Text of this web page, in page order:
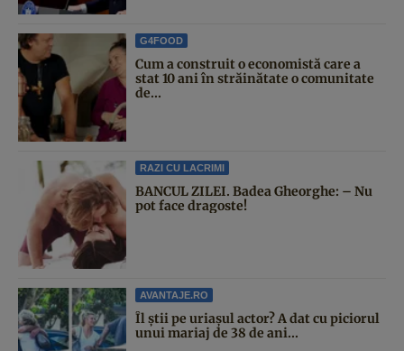
G4FOOD
Cum a construit o economistă care a
stat 10 ani în străinătate o comunitate
de...
RAZI CU LACRIMI
BANCUL ZILEI. Badea Gheorghe: – Nu
pot face dragoste!
AVANTAJE.RO
Îl știi pe uriașul actor? A dat cu piciorul
unui mariaj de 38 de ani...